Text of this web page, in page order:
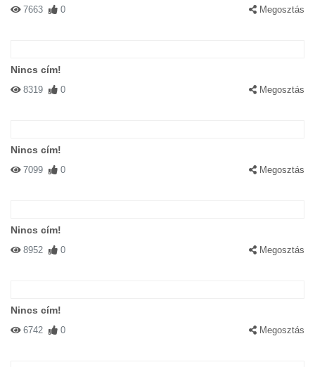
7663 0 Megosztás
Nincs cím!
8319 0 Megosztás
Nincs cím!
7099 0 Megosztás
Nincs cím!
8952 0 Megosztás
Nincs cím!
6742 0 Megosztás